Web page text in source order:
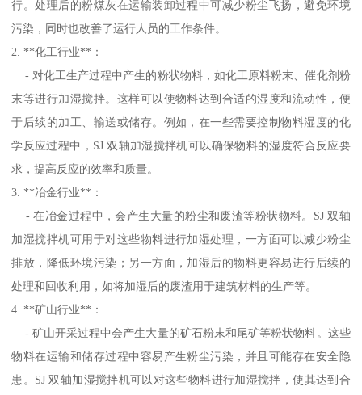
行。处理后的粉煤灰在运输装卸过程中可减少粉尘飞扬，避免环境
污染，同时也改善了运行人员的工作条件。
2. **化工行业**：
- 对化工生产过程中产生的粉状物料，如化工原料粉末、催化剂粉
末等进行加湿搅拌。这样可以使物料达到合适的湿度和流动性，便
于后续的加工、输送或储存。例如，在一些需要控制物料湿度的化
学反应过程中，SJ 双轴加湿搅拌机可以确保物料的湿度符合反应要
求，提高反应的效率和质量。
3. **冶金行业**：
- 在冶金过程中，会产生大量的粉尘和废渣等粉状物料。SJ 双轴
加湿搅拌机可用于对这些物料进行加湿处理，一方面可以减少粉尘
排放，降低环境污染；另一方面，加湿后的物料更容易进行后续的
处理和回收利用，如将加湿后的废渣用于建筑材料的生产等。
4. **矿山行业**：
- 矿山开采过程中会产生大量的矿石粉末和尾矿等粉状物料。这些
物料在运输和储存过程中容易产生粉尘污染，并且可能存在安全隐
患。SJ 双轴加湿搅拌机可以对这些物料进行加湿搅拌，使其达到合